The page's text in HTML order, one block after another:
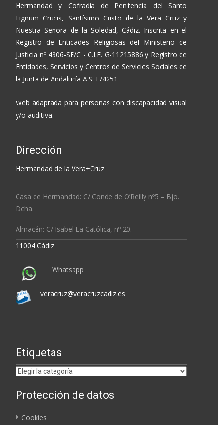
Hermandad y Cofradía de Penitencia del Santo
Lignum Crucis, Santísimo Cristo de la Vera+Cruz y
Nuestra Señora de la Soledad, Cádiz. Inscrita en el
Registro de Entidades Religiosas del Ministerio de
Justicia nº 4306-SE/C - C.I.F. G-11215886 y Registro de
Entidades, Servicios y Centros de Servicios Sociales de
la Junta de Andalucía A.S. E/4251
Web adaptada para personas con discapacidad visual
y/o auditiva.
Dirección
Hermandad de la Vera+Cruz
Casa de Hermandad: C/ Conde de O’Reilly nº5 – Bjo.
Dcha.
Almacén: C/ Isabel La Católica, nº 20.
11004 Cádiz
Whatsapp
veracruz@veracruzcadiz.es
Etiquetas
Etiquetas
Protección de datos
Cookies